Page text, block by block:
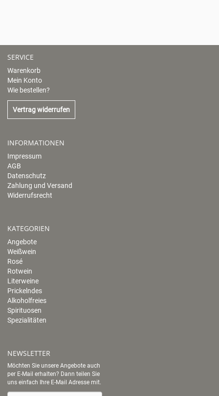
SERVICE
Warenkorb
Mein Konto
Wie bestellen?
Vertrag widerrufen
INFORMATIONEN
Impressum
AGB
Datenschutz
Zahlung und Versand
Widerrufsrecht
KATEGORIEN
Angebote
Weißwein
Rosé
Rotwein
Literweine
Prickelndes
Alkoholfreies
Spirituosen
Spezialitäten
NEWSLETTER
Möchten Sie unsere Angebote auch
per E-Mail erhalten? Dann teilen Sie
uns einfach Ihre E-Mail Adresse mit.